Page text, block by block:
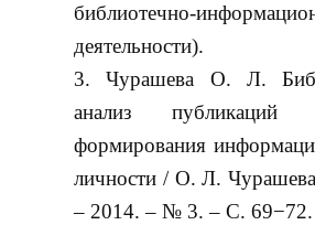
библиотечно-
деятельности).
Чурашева О. Л.
анализ публикаций
формирования
личности / О. Л.
– 2014. – № 3. – С. 69−72.